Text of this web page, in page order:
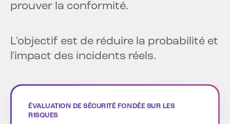
prouver la conformité.
L'objectif est de réduire la probabilité et
l'impact des incidents réels.
ÉVALUATION DE SÉCURITÉ FONDÉE SUR LES
RISQUES